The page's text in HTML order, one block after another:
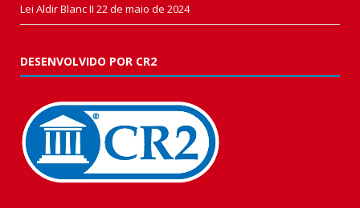
Lei Aldir Blanc II 22 de maio de 2024
DESENVOLVIDO POR CR2